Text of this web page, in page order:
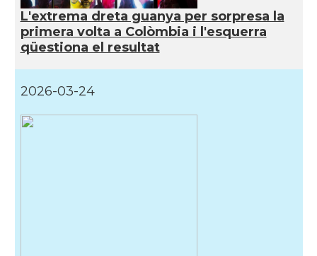
L'extrema dreta guanya per sorpresa la
primera volta a Colòmbia i l'esquerra
qüestiona el resultat
2026-03-24